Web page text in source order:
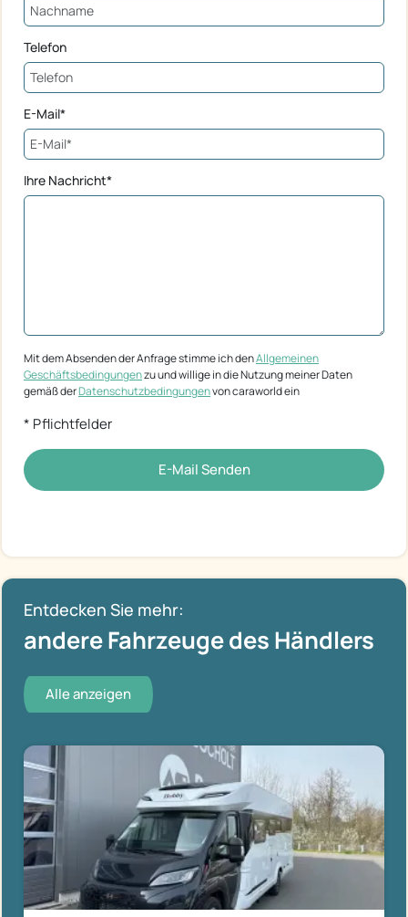
Telefon
E-Mail*
Ihre Nachricht*
Mit dem Absenden der Anfrage stimme ich denAllgemeinen
Geschäftsbedingungenzu und willige in die Nutzung meiner Daten
gemäß derDatenschutzbedingungenvon caraworld ein
* Pflichtfelder
E-Mail Senden
Entdecken Sie mehr:
andere Fahrzeuge des Händlers
Alle anzeigen